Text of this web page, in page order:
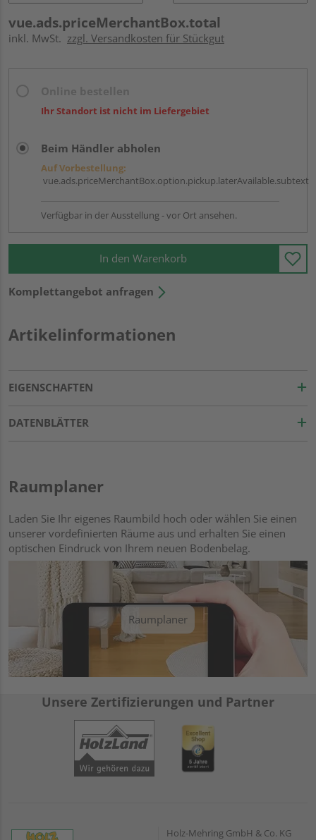
vue.ads.priceMerchantBox.total
inkl. MwSt. zzgl. Versandkosten für Stückgut
Ihr Standort ist nicht im Liefergebiet
Beim Händler abholen
Auf Vorbestellung:
vue.ads.priceMerchantBox.option.pickup.laterAvailable.subtext
Verfügbar in der Ausstellung - vor Ort ansehen.
In den Warenkorb
Komplettangebot anfragen
Artikelinformationen
EIGENSCHAFTEN
DATENBLÄTTER
Raumplaner
Laden Sie Ihr eigenes Raumbild hoch oder wählen Sie einen
unserer vordefinierten Räume aus und erhalten Sie einen
optischen Eindruck von Ihrem neuen Bodenbelag.
Raumplaner
Unsere Zertifizierungen und Partner
Holz-Mehring GmbH & Co. KG